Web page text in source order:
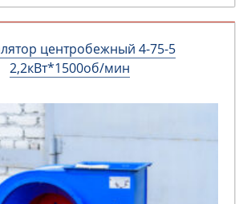
центробежный 4-75-5
2,2кВт*1500об/мин